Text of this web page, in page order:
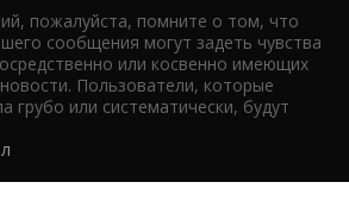
пожалуйста, помните о том, что
сообщения могут задеть чувства
или косвенно имеющих
Пользователи, которые
грубо или систематически, будут